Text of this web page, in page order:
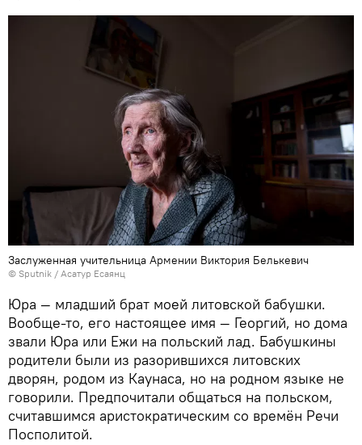
Заслуженная учительница Армении Виктория Белькевич
© Sputnik / Асатур Есаянц
Юра — младший брат моей литовской бабушки.
Вообще-то, его настоящее имя — Георгий, но дома
звали Юра или Ежи на польский лад. Бабушкины
родители были из разорившихся литовских
дворян, родом из Каунаса, но на родном языке не
говорили. Предпочитали общаться на польском,
считавшимся аристократическим со времён Речи
Посполитой.